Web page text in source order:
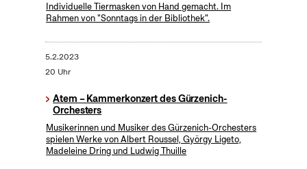
Individuelle Tiermasken von Hand gemacht. Im
Rahmen von "Sonntags in der Bibliothek".
5.2.2023
20 Uhr
Atem – Kammerkonzert des Gürzenich-
Orchesters
Musikerinnen und Musiker des Gürzenich-Orchesters
spielen Werke von Albert Roussel, György Ligeto,
Madeleine Dring und Ludwig Thuille